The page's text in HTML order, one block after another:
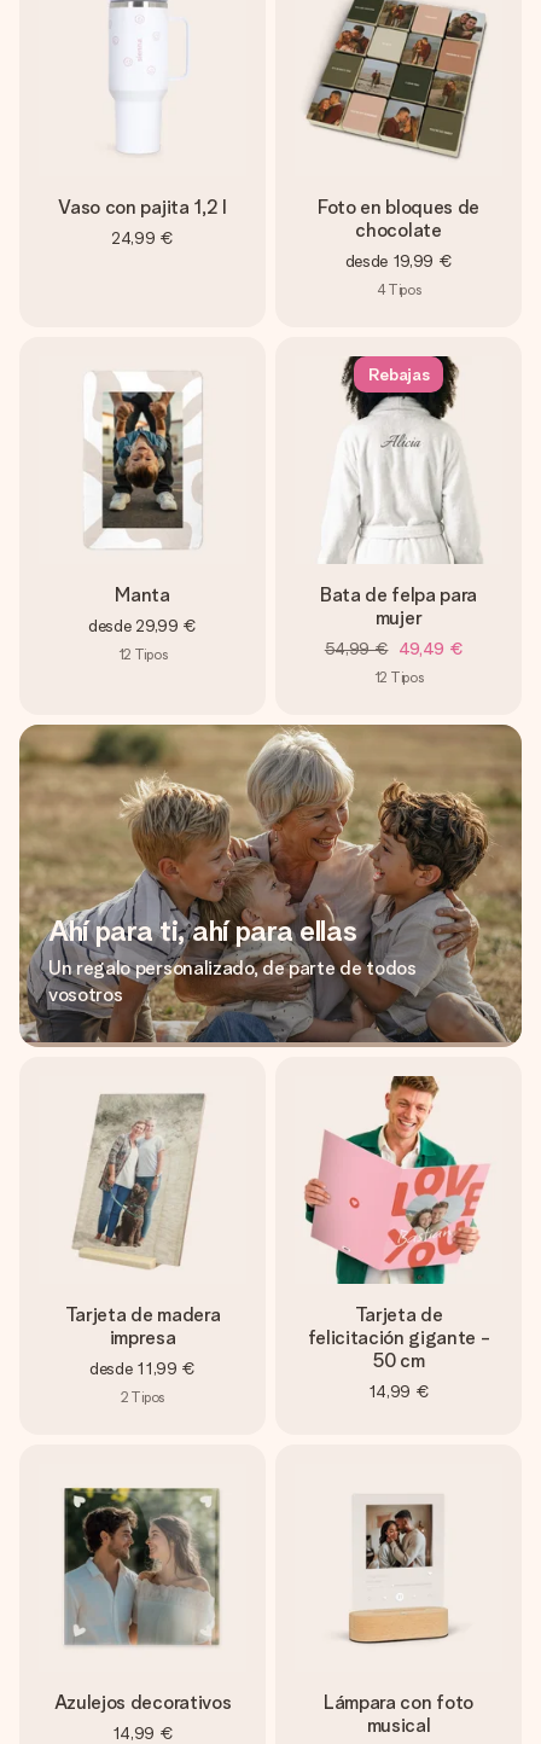
Vaso con pajita 1,2 l
24,99 €
Foto en bloques de
chocolate
desde 19,99 €
4Tipos
Manta
desde 29,99 €
12 Tipos
Rebajas
Bata de felpa para
mujer
54,99 € 49,49 €
12 Tipos
Ahí para ti, ahí para ellas
Un regalo personalizado, de parte de todos
vosotros
Tarjeta de madera
impresa
desde 11,99 €
2 Tipos
Tarjeta de
felicitación gigante -
50 cm
14,99 €
Azulejos decorativos
14,99 €
Lámpara con foto
musical